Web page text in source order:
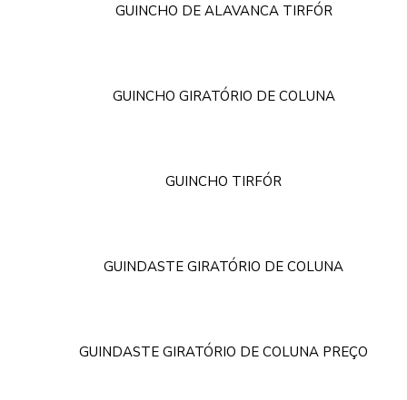
GUINCHO DE ALAVANCA TIRFÓR
GUINCHO GIRATÓRIO DE COLUNA
GUINCHO TIRFÓR
GUINDASTE GIRATÓRIO DE COLUNA
GUINDASTE GIRATÓRIO DE COLUNA PREÇO